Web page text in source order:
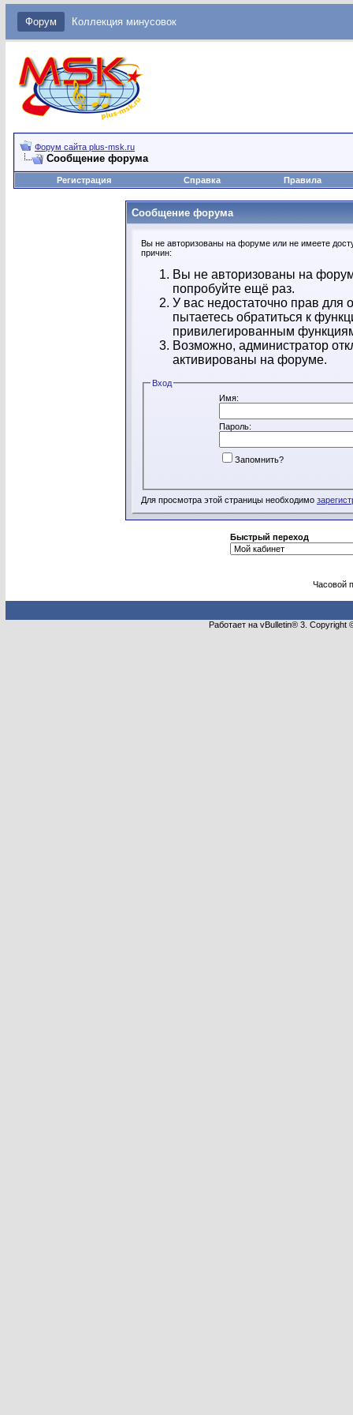
Форум Коллекция минусовок
Форум сайта plus-msk.ru
Сообщение форума
Регистрация Справка Правила
Сообщение форума
Вы не авторизованы на форуме или не имеете
причин:
Вы не авторизованы на
попробуйте ещё раз.
У вас недостаточно прав
пытаетесь обратиться к
привилегированным
Возможно, администратор
активированы на форуме.
Вход
Имя:
Пароль:
Запомнить?
Для просмотра этой страницы необходимо
Быстрый переход
Часовой
Работает на vBulletin® 3.